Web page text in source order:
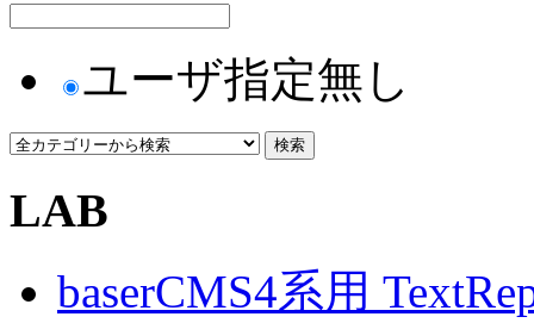
ユーザ指定無し
LAB
baserCMS4系用